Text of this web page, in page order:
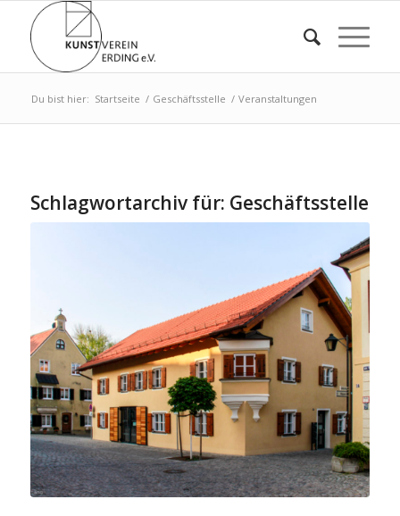
Du bist hier: Startseite / Geschäftsstelle / Veranstaltungen
Schlagwortarchiv für: Geschäftsstelle